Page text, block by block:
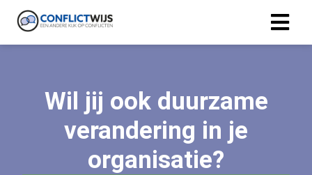
Wil jij ook duurzame
verandering in je
organisatie?